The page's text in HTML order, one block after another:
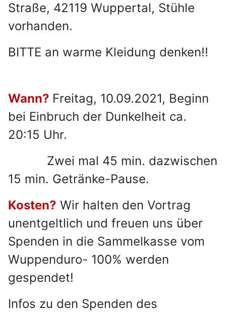
Straße, 42119 Wuppertal, Stühle
vorhanden.
BITTE an warme Kleidung denken!!
Wann? Freitag, 10.09.2021, Beginn
bei Einbruch der Dunkelheit ca.
20:15 Uhr.
Zwei mal 45 min. dazwischen
15 min. Getränke-Pause.
Kosten? Wir halten den Vortrag
unentgeltlich und freuen uns über
Spenden in die Sammelkasse vom
Wuppenduro- 100% werden
gespendet!
Infos zu den Spenden des